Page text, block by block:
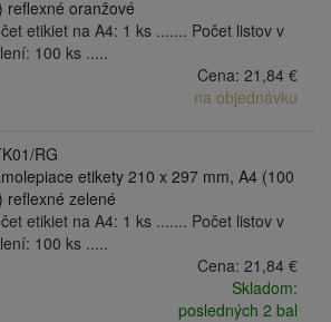
reflexné oranžové
etikiet na A4: 1 ks ....... Počet listov v
100 ks .....
Cena: 21,84 €
na objednávku
RG
etikety 210 x 297 mm, A4 (100
reflexné zelené
etikiet na A4: 1 ks ....... Počet listov v
100 ks .....
Cena: 21,84 €
Skladom:
posledných 2 bal